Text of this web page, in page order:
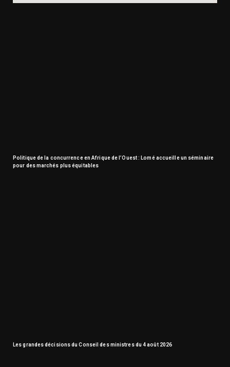
Politique de la concurrence en Afrique de l’Ouest : Lomé accueille un séminaire
pour des marchés plus équitables
Les grandes décisions du Conseil des ministres du 4 août 2026